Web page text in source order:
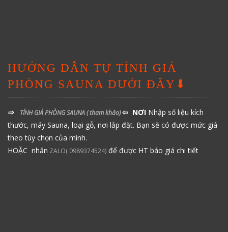
HƯỚNG DẪN TỰ TÍNH GIÁ
PHÒNG SAUNA DƯỚI ĐÂY⬇
⇨ TÍNH GIÁ PHÒNG SAUNA( tham khảo)⇦ NƠI Nhập số liệu kích
thước, máy Sauna, loại gỗ, nơi lắp đặt. Bạn sẽ có được mức giá
theo tùy chọn của mình.
HOẶC nhắn ZALO( 0989374524) để được HT báo giá chi tiết